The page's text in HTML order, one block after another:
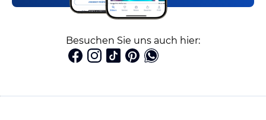
Besuchen Sie uns auch hier: